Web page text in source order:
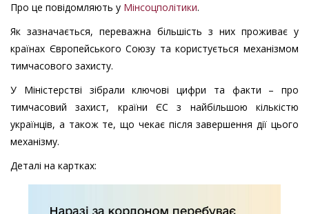
Про це повідомляють у Мінсоцполітики.
Як зазначається, переважна більшість з них проживає у
країнах Європейського Союзу та користується механізмом
тимчасового захисту.
У Міністерстві зібрали ключові цифри та факти – про
тимчасовий захист, країни ЄС з найбільшою кількістю
українців, а також те, що чекає після завершення дії цього
механізму.
Деталі на картках: